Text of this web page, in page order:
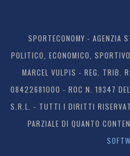
SPORTECONOMY - AGENZIA
POLITICO, ECONOMICO,
MARCEL VULPIS - REG. TRIB.
08422681000 - ROC N. 19347
S.R.L. - TUTTI I DIRITTI
PARZIALE DI QUANTO